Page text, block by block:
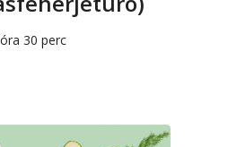
30 perc